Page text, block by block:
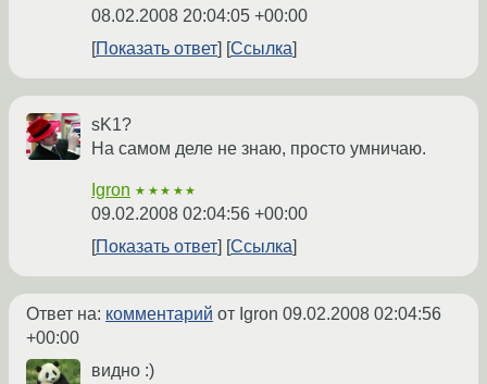
08.02.2008 20:04:05 +00:00
Показать ответ
Ссылка
sK1?
На самом деле не знаю, просто умничаю.
Igron ★★★★★
09.02.2008 02:04:56 +00:00
Показать ответ
Ссылка
Ответ на: комментарий от Igron 09.02.2008 02:04:56
+00:00
видно :)